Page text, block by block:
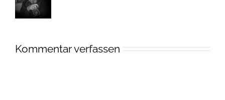
Kommentar verfassen